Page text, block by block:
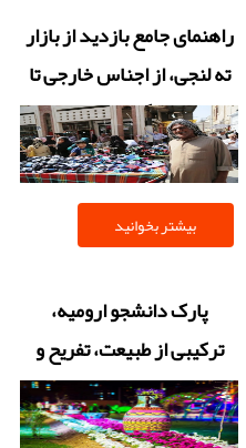
راهنمای جامع بازدید از بازار
ته لنجی، از اجناس خارجی تا
فرهنگ چانه زنی
بیشتر بخوانید
پارک دانشجو ارومیه،
ترکیبی از طبیعت، تفریح و
آرامش در قلب شهر